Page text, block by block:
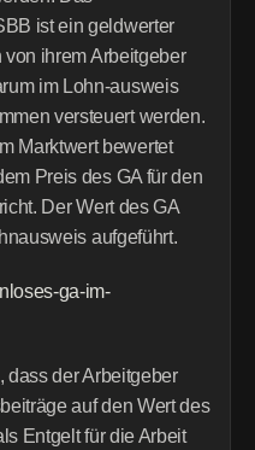
ist ein geldwerter
ihrem Arbeitgeber
im Lohn-ausweis
versteuert werden.
Marktwert bewertet
Preis des GA für den
Der Wert des GA
aufgeführt.
ga-im-
dass der Arbeitgeber
auf den Wert des
Entgelt für die Arbeit